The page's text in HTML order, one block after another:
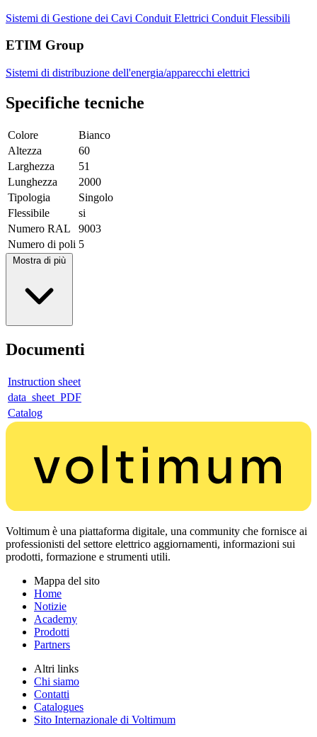
Sistemi di Gestione dei Cavi Conduit Elettrici Conduit Flessibili
ETIM Group
Sistemi di distribuzione dell'energia/apparecchi elettrici
Specifiche tecniche
Colore
Bianco
Altezza
60
Larghezza
51
Lunghezza
2000
Tipologia
Singolo
Flessibile
si
Numero RAL
9003
Numero di poli 5
Mostra di più
Documenti
Instruction sheet
data_sheet_PDF
Catalog
Voltimum è una piattaforma digitale, una community che fornisce ai
professionisti del settore elettrico aggiornamenti, informazioni sui
prodotti, formazione e strumenti utili.
Mappa del sito
Home
Notizie
Academy
Prodotti
Partners
Altri links
Chi siamo
Contatti
Catalogues
Sito Internazionale di Voltimum